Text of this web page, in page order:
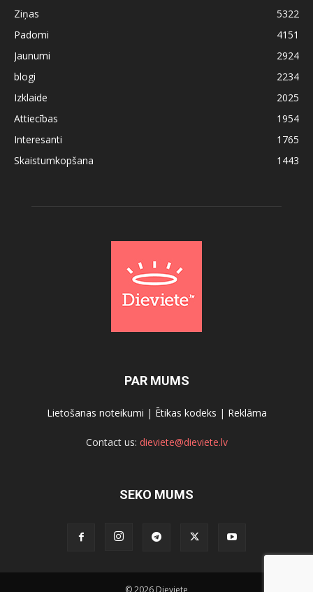
Ziņas
5322
Padomi
4151
Jaunumi
2924
blogi
2234
Izklaide
2025
Attiecības
1954
Interesanti
1765
Skaistumkopšana
1443
PAR MUMS
Lietošanas noteikumi | Ētikas kodeks | Reklāma
Contact us: dieviete@dieviete.lv
SEKO MUMS
© 2026 Dieviete